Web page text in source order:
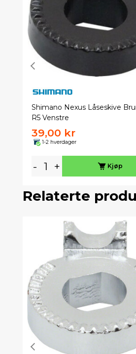
Shimano Nexus Låseskive
R5 Venstre
39,00 kr
1-2 hverdager
- + Kjøp
Relaterte